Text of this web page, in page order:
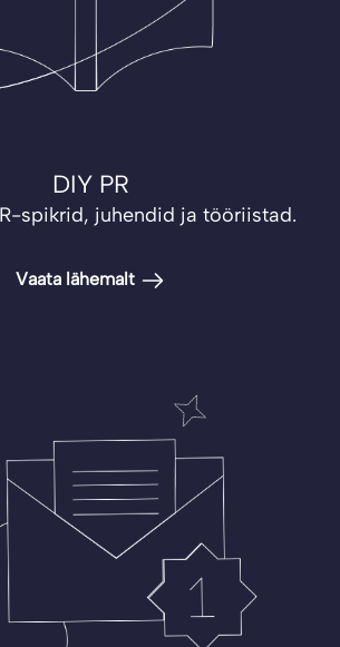
DIY PR
spikrid, juhendid ja tööriistad.
Vaata lähemalt